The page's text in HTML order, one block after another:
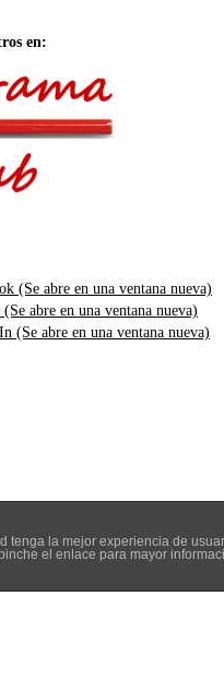
en:
(Se abre en una ventana nueva)
abre en una ventana nueva)
(Se abre en una ventana nueva)
tenga la mejor experiencia de
el enlace para mayor